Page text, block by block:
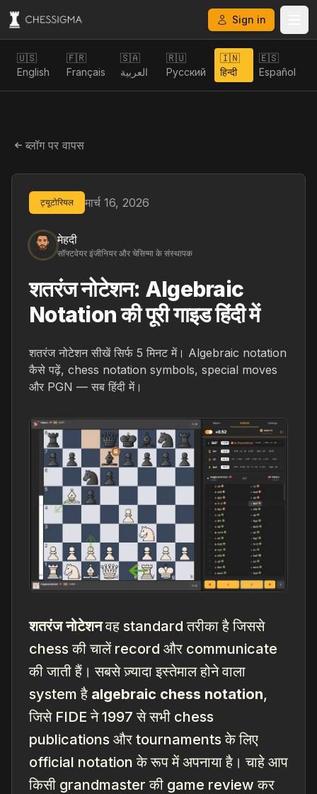
Sign in
🇺🇸
English
🇫🇷
Français
🇸🇦
العربية
🇷🇺
Русский
🇮🇳
हिन्दी
🇪🇸
Español
ब्लॉग पर वापस
ट्यूटोरियल मार्च 16, 2026
मेहदी
सॉफ्टवेयर इंजीनियर और चेसिग्मा के संस्थापक
शतरंज नोटेशन: Algebraic
Notation की पूरी गाइड हिंदी में
शतरंज नोटेशन सीखें सिर्फ 5 मिनट में। Algebraic notation
कैसे पढ़ें, chess notation symbols, special moves
और PGN — सब हिंदी में।
शतरंज नोटेशनवह standard तरीका है जिससे
chess की चालें record और communicate
की जाती हैं। सबसे ज़्यादा इस्तेमाल होने वाला
system है algebraic chess notation,
जिसे FIDE ने 1997 से सभी chess
publications और tournaments के लिए
official notation के रूप में अपनाया है। चाहे आप
किसी grandmaster की game review कर